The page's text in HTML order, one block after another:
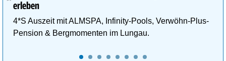
erleben
4*S Auszeit mit ALMSPA, Infinity-Pools, Verwöhn-Plus-
Pension & Bergmomenten im Lungau.